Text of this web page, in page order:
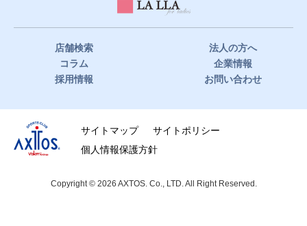
店舗検索
法人の方へ
コラム
企業情報
採用情報
お問い合わせ
サイトマップ
サイトポリシー
個人情報保護方針
Copyright © 2026 AXTOS. Co., LTD. All Right Reserved.